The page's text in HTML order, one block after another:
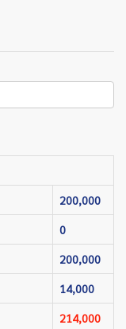
200,000
0
200,000
14,000
214,000